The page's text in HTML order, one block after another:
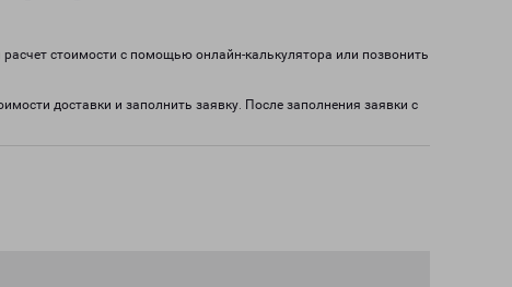
стоимости с помощью онлайн-калькулятора или позвонить
доставки и заполнить заявку. После заполнения заявки с